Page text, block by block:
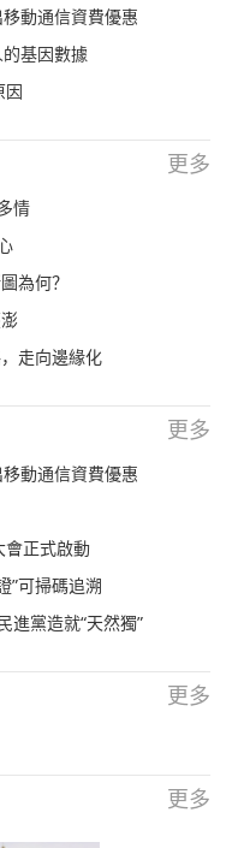
動通信資費優惠
基因數據
因
更多
情
為何？
走向邊緣化
更多
動通信資費優惠
會正式啟動
”可掃碼追溯
進黨造就“天然獨”
更多
更多